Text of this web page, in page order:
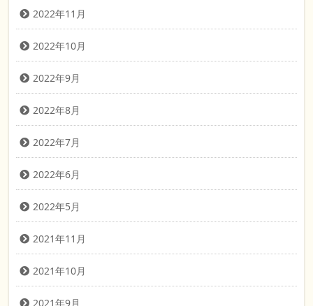
2022年11月
2022年10月
2022年9月
2022年8月
2022年7月
2022年6月
2022年5月
2021年11月
2021年10月
2021年9月